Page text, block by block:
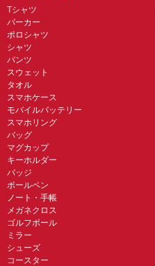
Tシャツ
パーカー
ポロシャツ
シャツ
パンツ
スウェット
タオル
スマホケース
モバイルバッテリー
スマホリング
バッグ
マグカップ
キーホルダー
バッジ
ボールペン
ノート・手帳
メガネクロス
ゴルフボール
ミラー
シューズ
コースター